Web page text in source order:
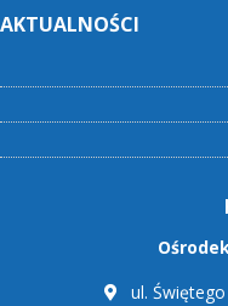
AKTUALNOŚCI
ul.